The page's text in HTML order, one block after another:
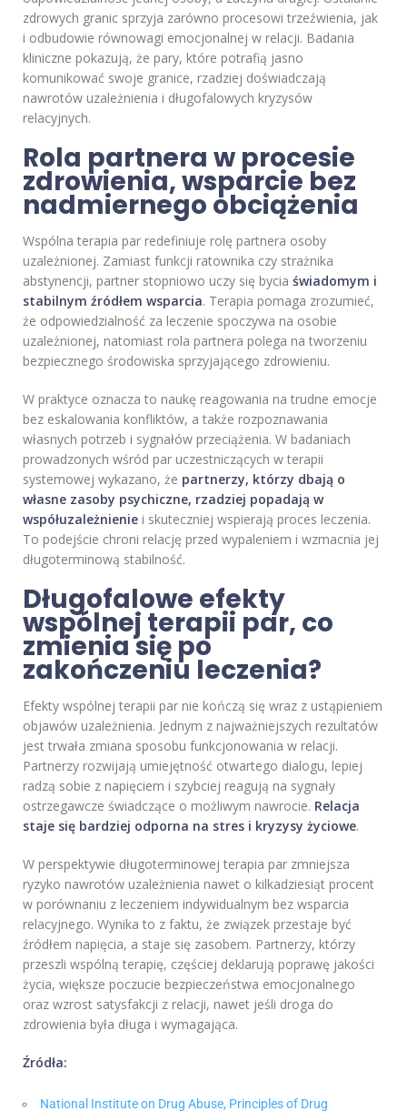
zdrowych granic sprzyja zarówno procesowi trzeźwienia, jak
i odbudowie równowagi emocjonalnej w relacji. Badania
kliniczne pokazują, że pary, które potrafią jasno
komunikować swoje granice, rzadziej doświadczają
nawrotów uzależnienia i długofalowych kryzysów
relacyjnych.
Rola partnera w procesie
zdrowienia, wsparcie bez
nadmiernego obciążenia
Wspólna terapia par redefiniuje rolę partnera osoby
uzależnionej. Zamiast funkcji ratownika czy strażnika
abstynencji, partner stopniowo uczy się bycia świadomym i
stabilnym źródłem wsparcia. Terapia pomaga zrozumieć,
że odpowiedzialność za leczenie spoczywa na osobie
uzależnionej, natomiast rola partnera polega na tworzeniu
bezpiecznego środowiska sprzyjającego zdrowieniu.
W praktyce oznacza to naukę reagowania na trudne emocje
bez eskalowania konfliktów, a także rozpoznawania
własnych potrzeb i sygnałów przeciążenia. W badaniach
prowadzonych wśród par uczestniczących w terapii
systemowej wykazano, że partnerzy, którzy dbają o
własne zasoby psychiczne, rzadziej popadają w
współuzależnienie i skuteczniej wspierają proces leczenia.
To podejście chroni relację przed wypaleniem i wzmacnia jej
długoterminową stabilność.
Długofalowe efekty
wspólnej terapii par, co
zmienia się po
zakończeniu leczenia?
Efekty wspólnej terapii par nie kończą się wraz z ustąpieniem
objawów uzależnienia. Jednym z najważniejszych rezultatów
jest trwała zmiana sposobu funkcjonowania w relacji.
Partnerzy rozwijają umiejętność otwartego dialogu, lepiej
radzą sobie z napięciem i szybciej reagują na sygnały
ostrzegawcze świadczące o możliwym nawrocie. Relacja
staje się bardziej odporna na stres i kryzysy życiowe.
W perspektywie długoterminowej terapia par zmniejsza
ryzyko nawrotów uzależnienia nawet o kilkadziesiąt procent
w porównaniu z leczeniem indywidualnym bez wsparcia
relacyjnego. Wynika to z faktu, że związek przestaje być
źródłem napięcia, a staje się zasobem. Partnerzy, którzy
przeszli wspólną terapię, częściej deklarują poprawę jakości
życia, większe poczucie bezpieczeństwa emocjonalnego
oraz wzrost satysfakcji z relacji, nawet jeśli droga do
zdrowienia była długa i wymagająca.
Źródła:
National Institute on Drug Abuse, Principles of Drug